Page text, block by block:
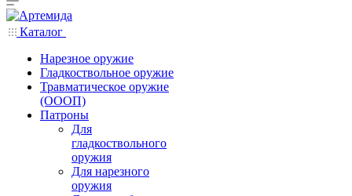
Каталог
Нарезное оружие
Гладкоствольное оружие
Травматическое оружие
(ОООП)
Патроны
Для
гладкоствольного
оружия
Для нарезного
оружия